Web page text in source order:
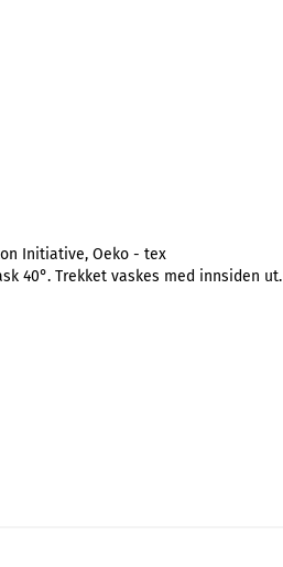
Initiative, Oeko - tex
40°. Trekket vaskes med innsiden ut.